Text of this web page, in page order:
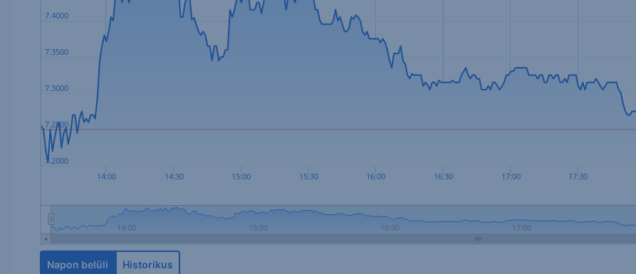
14:00 14:30 15:00 15:30 16:00 16:30 17:00 17:30
14:00 15:00 16:00 17:00
7.2000
7.2500
7.3000
7.3500
7.4000
Napon belüli Historikus